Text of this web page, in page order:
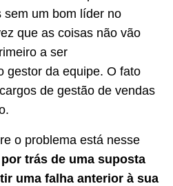
sem um bom líder no
que as coisas não vão
a ser
gestor da equipe. O fato
de gestão de vendas
o problema está nesse
por trás de uma suposta
uma falha anterior à sua